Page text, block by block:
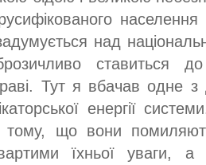
задумується над
ставиться
Тут я вбачав одне
енергії
що вони
їхньої уваги, а